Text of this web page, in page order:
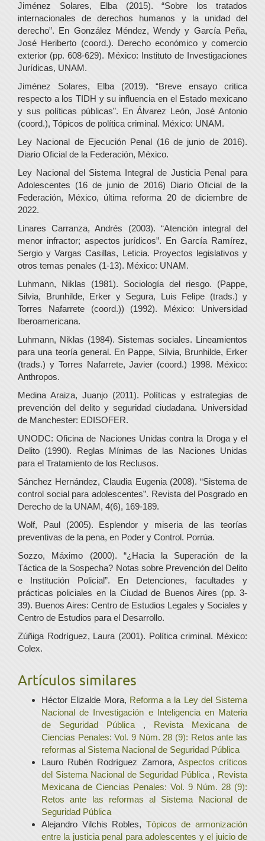
Jiménez Solares, Elba (2015). “Sobre los tratados
internacionales de derechos humanos y la unidad del
derecho”. En González Méndez, Wendy y García Peña,
José Heriberto (coord.). Derecho económico y comercio
exterior (pp. 608-629). México: Instituto de Investigaciones
Jurídicas, UNAM.
Jiménez Solares, Elba (2019). “Breve ensayo critica
respecto a los TIDH y su influencia en el Estado mexicano
y sus políticas públicas”. En Álvarez León, José Antonio
(coord.), Tópicos de política criminal. México: UNAM.
Ley Nacional de Ejecución Penal (16 de junio de 2016).
Diario Oficial de la Federación, México.
Ley Nacional del Sistema Integral de Justicia Penal para
Adolescentes (16 de junio de 2016) Diario Oficial de la
Federación, México, última reforma 20 de diciembre de
2022.
Linares Carranza, Andrés (2003). “Atención integral del
menor infractor; aspectos jurídicos”. En García Ramírez,
Sergio y Vargas Casillas, Leticia. Proyectos legislativos y
otros temas penales (1-13). México: UNAM.
Luhmann, Niklas (1981). Sociología del riesgo. (Pappe,
Silvia, Brunhilde, Erker y Segura, Luis Felipe (trads.) y
Torres Nafarrete (coord.)) (1992). México: Universidad
Iberoamericana.
Luhmann, Niklas (1984). Sistemas sociales. Lineamientos
para una teoría general. En Pappe, Silvia, Brunhilde, Erker
(trads.) y Torres Nafarrete, Javier (coord.) 1998. México:
Anthropos.
Medina Araiza, Juanjo (2011). Políticas y estrategias de
prevención del delito y seguridad ciudadana. Universidad
de Manchester: EDISOFER.
UNODC: Oficina de Naciones Unidas contra la Droga y el
Delito (1990). Reglas Mínimas de las Naciones Unidas
para el Tratamiento de los Reclusos.
Sánchez Hernández, Claudia Eugenia (2008). “Sistema de
control social para adolescentes”. Revista del Posgrado en
Derecho de la UNAM, 4(6), 169-189.
Wolf, Paul (2005). Esplendor y miseria de las teorías
preventivas de la pena, en Poder y Control. Porrúa.
Sozzo, Máximo (2000). “¿Hacia la Superación de la
Táctica de la Sospecha? Notas sobre Prevención del Delito
e Institución Policial”. En Detenciones, facultades y
prácticas policiales en la Ciudad de Buenos Aires (pp. 3-
39). Buenos Aires: Centro de Estudios Legales y Sociales y
Centro de Estudios para el Desarrollo.
Zúñiga Rodríguez, Laura (2001). Política criminal. México:
Colex.
Artículos similares
Héctor Elizalde Mora, Reforma a la Ley del Sistema
Nacional de Investigación e Inteligencia en Materia
de Seguridad Pública , Revista Mexicana de
Ciencias Penales: Vol. 9 Núm. 28 (9): Retos ante las
reformas al Sistema Nacional de Seguridad Pública
Lauro Rubén Rodríguez Zamora, Aspectos críticos
del Sistema Nacional de Seguridad Pública , Revista
Mexicana de Ciencias Penales: Vol. 9 Núm. 28 (9):
Retos ante las reformas al Sistema Nacional de
Seguridad Pública
Alejandro Vilchis Robles, Tópicos de armonización
entre la justicia penal para adolescentes y el juicio de